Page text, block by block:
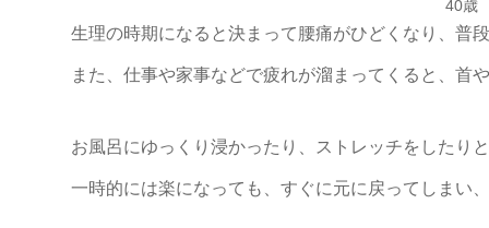
40歳
生理の時期になると決まって腰痛がひどくなり、普
また、仕事や家事などで疲れが溜まってくると、首
お風呂にゆっくり浸かったり、ストレッチをしたり
一時的には楽になっても、すぐに元に戻ってしまい